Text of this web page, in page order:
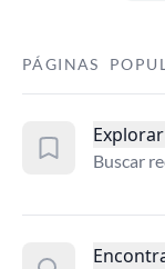
PÁGINAS
Buscar